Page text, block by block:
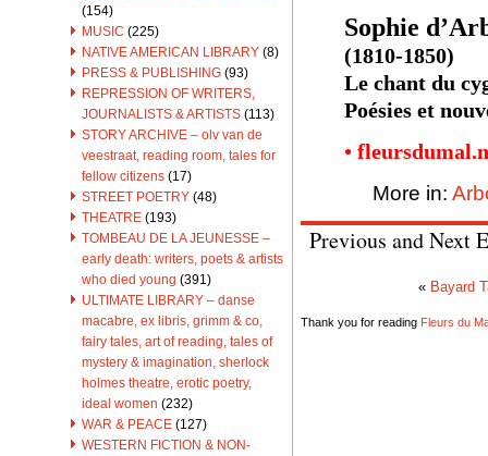
(154)
MUSIC (225)
NATIVE AMERICAN LIBRARY (8)
PRESS & PUBLISHING (93)
REPRESSION OF WRITERS,
JOURNALISTS & ARTISTS (113)
STORY ARCHIVE – olv van de
veestraat, reading room, tales for
fellow citizens (17)
STREET POETRY (48)
THEATRE (193)
TOMBEAU DE LA JEUNESSE –
early death: writers, poets & artists
who died young (391)
ULTIMATE LIBRARY – danse
macabre, ex libris, grimm & co,
fairy tales, art of reading, tales of
mystery & imagination, sherlock
holmes theatre, erotic poetry,
ideal women (232)
WAR & PEACE (127)
WESTERN FICTION & NON-
Sophie
(1810-1850)
Le chant du
Poésies et
•
More in:
Previous and Next
« Bayard
Thank you for reading Fleurs du